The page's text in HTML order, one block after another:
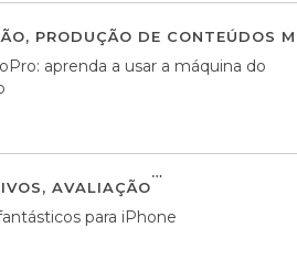
, PRODUÇÃO DE CONTEÚDOS
aprenda a usar a máquina do
, AVALIAÇÃO
para iPhone